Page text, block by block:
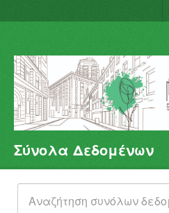
Σύνολα Δεδομένων
Φορείς
Ομάδες
Σύνολα Δεδομένων